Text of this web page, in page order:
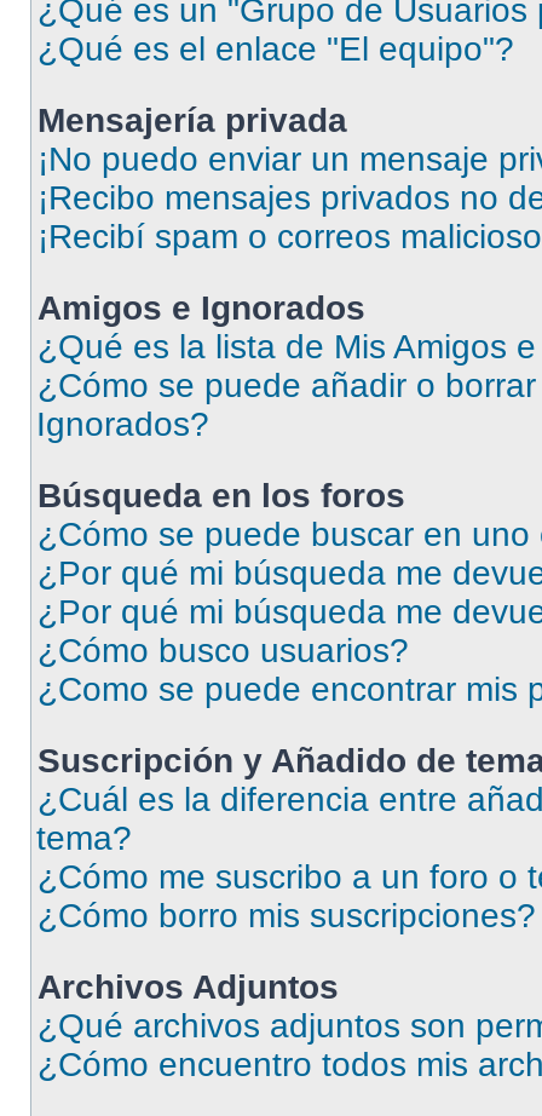
¿Qué es un "Grupo de Usuarios
¿Qué es el enlace "El equipo"?
Mensajería privada
¡No puedo enviar un mensaje
¡Recibo mensajes privados no
¡Recibí spam o correos
Amigos e Ignorados
¿Qué es la lista de Mis Amigos
¿Cómo se puede añadir o
Ignorados?
Búsqueda en los foros
¿Cómo se puede buscar en uno
¿Por qué mi búsqueda me
¿Por qué mi búsqueda me
¿Cómo busco usuarios?
¿Como se puede encontrar mis
Suscripción y Añadido de
¿Cuál es la diferencia entre
tema?
¿Cómo me suscribo a un foro o
¿Cómo borro mis suscripciones?
Archivos Adjuntos
¿Qué archivos adjuntos son
¿Cómo encuentro todos mis